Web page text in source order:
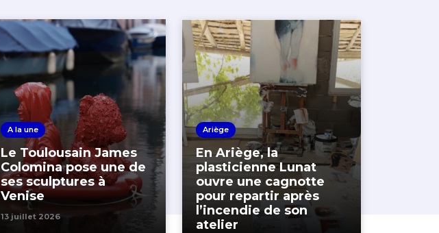
A la une
Le Toulousain James
Colomina pose une de
ses sculptures à
Venise
13 juillet 2026
Ariège
En Ariège, la
plasticienne Lunat
ouvre une cagnotte
pour repartir après
l’incendie de son
atelier